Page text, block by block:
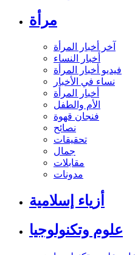
مرأة
آخر أخبار المرأة
أخبار النساء
فيديو أخبار المرأة
نساء في الأخبار
أخبار المرأة
الأم والطفل
فنجان قهوة
نصائح
تحقيقات
جمال
مقابلات
مدونات
أزياء إسلامية
علوم وتكنولوجيا